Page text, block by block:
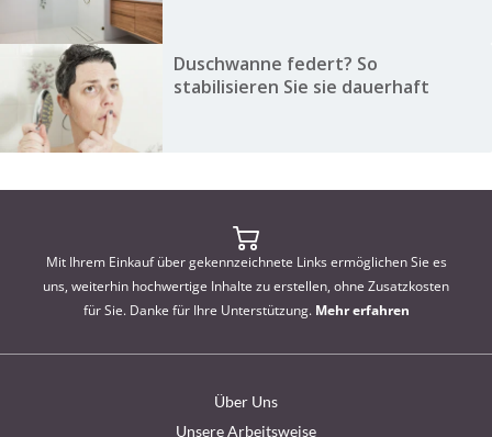
Duschwanne federt? So
stabilisieren Sie sie dauerhaft
Mit Ihrem Einkauf über gekennzeichnete Links ermöglichen Sie es
uns, weiterhin hochwertige Inhalte zu erstellen, ohne Zusatzkosten
für Sie. Danke für Ihre Unterstützung. Mehr erfahren
Über Uns
Unsere Arbeitsweise